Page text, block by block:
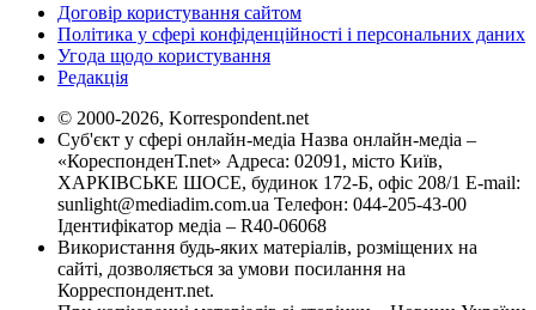
Договір користування сайтом
Політика у сфері конфіденційності і персональних даних
Угода щодо користування
Редакція
© 2000-2026, Korrespondent.net
Суб'єкт у сфері онлайн-медіа Назва онлайн-медіа –
«КореспонденТ.net» Адреса: 02091, місто Київ,
ХАРКІВСЬКЕ ШОСЕ, будинок 172-Б, офіс 208/1 E-mail:
sunlight@mediadim.com.ua Телефон: 044-205-43-00
Ідентифікатор медіа – R40-06068
Використання будь-яких матеріалів, розміщених на
сайті, дозволяється за умови посилання на
Корреспондент.net.